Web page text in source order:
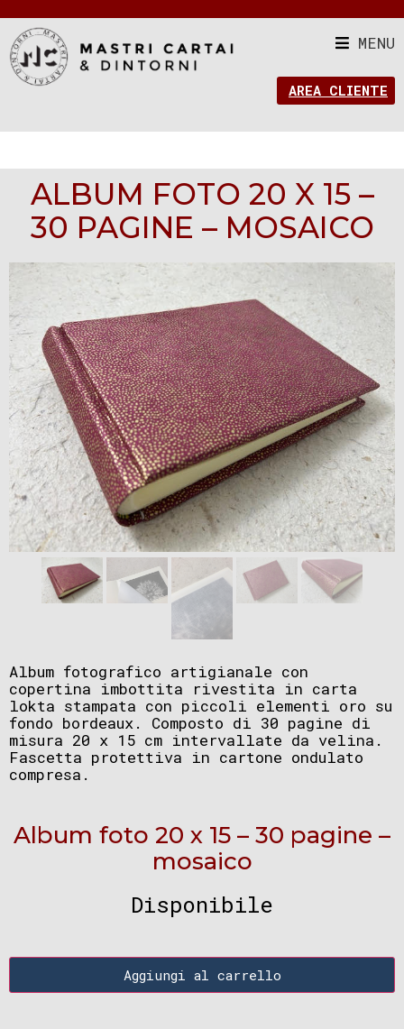
MENU
AREA CLIENTE
ALBUM FOTO 20 X 15 –
30 PAGINE – MOSAICO
Album fotografico artigianale con
copertina imbottita rivestita in carta
lokta stampata con piccoli elementi oro su
fondo bordeaux. Composto di 30 pagine di
misura 20 x 15 cm intervallate da velina.
Fascetta protettiva in cartone ondulato
compresa.
Album foto 20 x 15 – 30 pagine –
mosaico
Disponibile
Aggiungi al carrello